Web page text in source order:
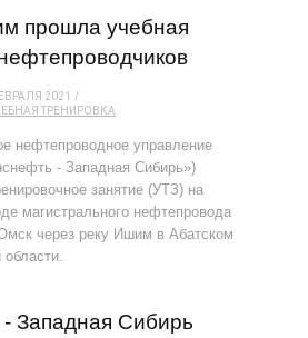
прошла учебная
2021
ТРЕНИРОВКА
нефтепроводное управление
- Западная Сибирь»)
занятие (УТЗ) на
магистрального нефтепровода
через реку Ишим в Абатском
Западная Сибирь